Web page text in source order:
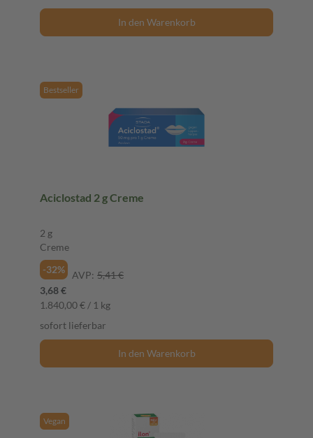
In den Warenkorb
Bestseller
Aciclostad 2 g Creme
2 g
Creme
-32%
AVP: 5,41 €
3,68 €
1.840,00 € / 1 kg
sofort lieferbar
In den Warenkorb
Vegan